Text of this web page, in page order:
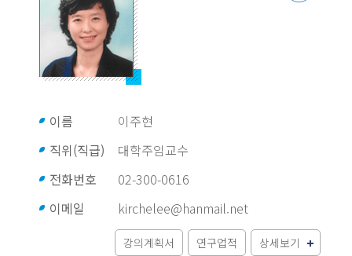
이름
이주현
직위(직급)
대학주임교수
전화번호
02-300-0616
이메일
kirchelee@hanmail.net
강의계획서 연구업적 상세보기